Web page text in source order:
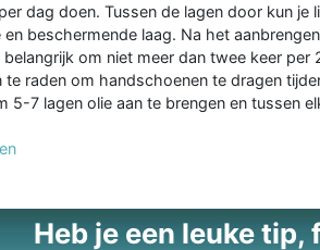
dag doen. Tussen de lagen door kun
en beschermende laag. Na het
om niet meer dan twee keer
te raden om handschoenen te dragen
5-7 lagen olie aan te brengen en tussen
Heb je een leuke